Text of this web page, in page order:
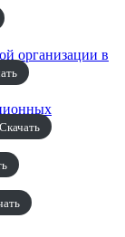
организации в
Скачать